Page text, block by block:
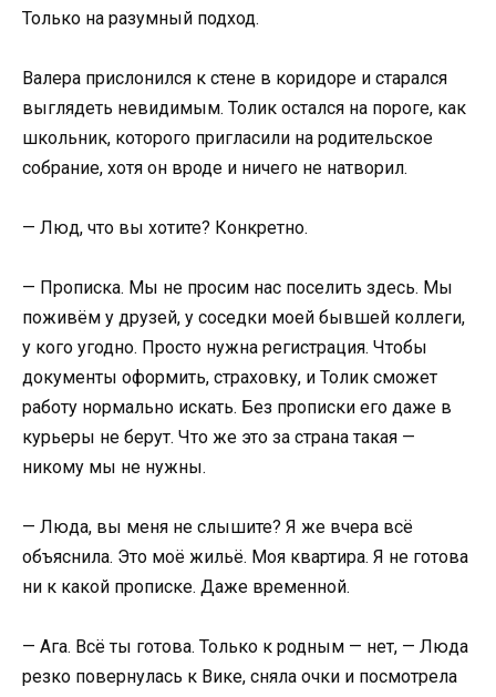
Только на разумный подход.
Валера прислонился к стене в коридоре и старался
выглядеть невидимым. Толик остался на пороге, как
школьник, которого пригласили на родительское
собрание, хотя он вроде и ничего не натворил.
— Люд, что вы хотите? Конкретно.
— Прописка. Мы не просим нас поселить здесь. Мы
поживём у друзей, у соседки моей бывшей коллеги,
у кого угодно. Просто нужна регистрация. Чтобы
документы оформить, страховку, и Толик сможет
работу нормально искать. Без прописки его даже в
курьеры не берут. Что же это за страна такая —
никому мы не нужны.
— Люда, вы меня не слышите? Я же вчера всё
объяснила. Это моё жильё. Моя квартира. Я не готова
ни к какой прописке. Даже временной.
— Ага. Всё ты готова. Только к родным — нет, — Люда
резко повернулась к Вике, сняла очки и посмотрела